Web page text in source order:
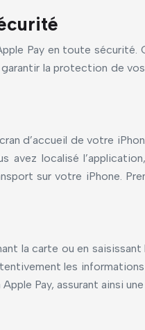
Pay en toute sécurité.
la protection de
d’accueil de votre
localisé
sur votre iPhone.
la carte ou en
les
Pay, assurant ainsi